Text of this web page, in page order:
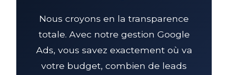
Nous croyons en la transparence
totale. Avec notre gestion Google
Ads, vous savez exactement où va
votre budget, combien de leads